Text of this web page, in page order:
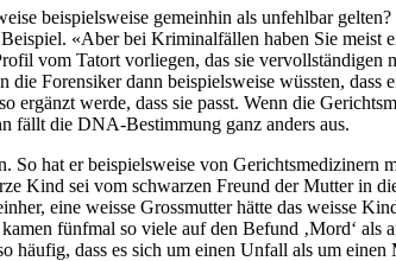
beispielsweise gemeinhin als unfehlbar
«Aber bei Kriminalfällen haben Sie
vom Tatort vorliegen, das sie vervollständigen
Forensiker dann beispielsweise wüssten, dass
ergänzt werde, dass sie passt. Wenn die
fällt die DNA-Bestimmung ganz anders aus.
hat er beispielsweise von Gerichtsmedizinern
Kind sei vom schwarzen Freund der Mutter in
eine weisse Grossmutter hätte das weisse
fünfmal so viele auf den Befund ‚Mord‘
dass es sich um einen Unfall als um einen